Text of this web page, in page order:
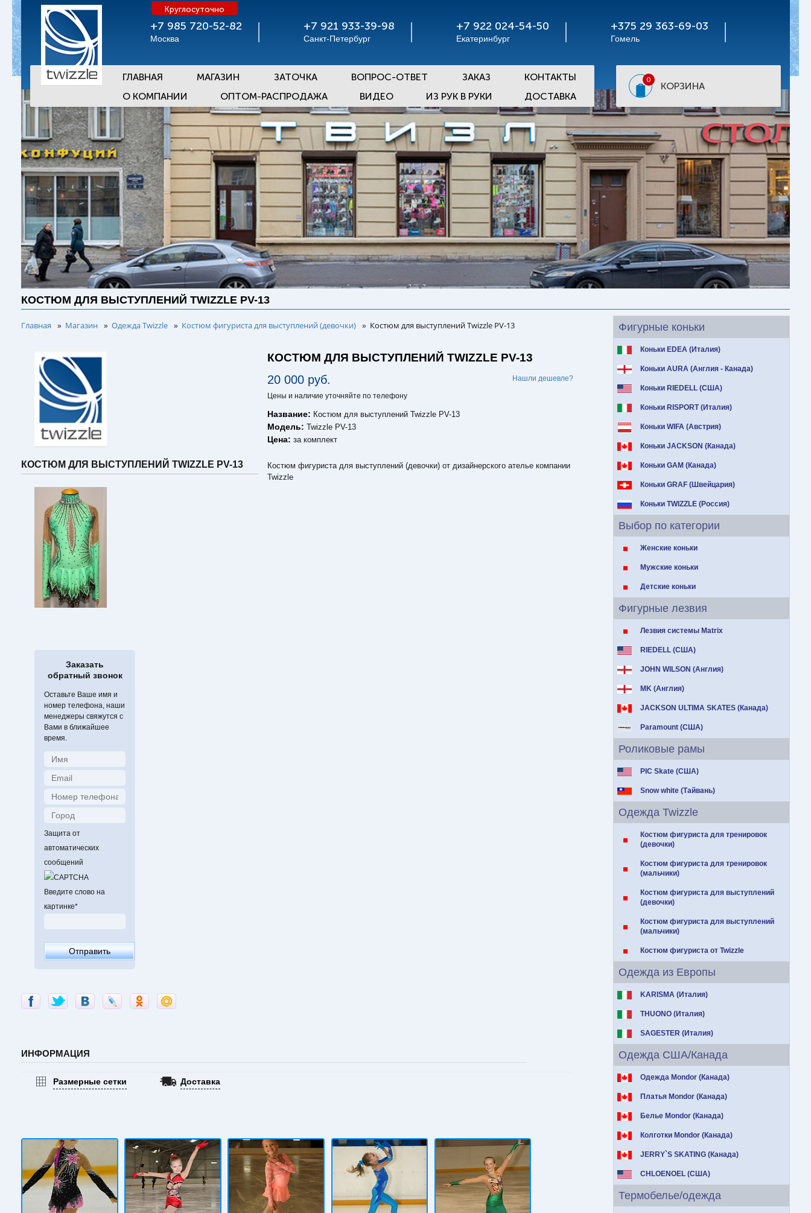
+7 985 720-52-82
Москва
Круглосуточно
+7 921 933-39-98
Санкт-Петербург
+7 922 024-54-50
Екатеринбург
+375 29 363-69-03
Гомель
ГЛАВНАЯ МАГАЗИН ЗАТОЧКА ВОПРОС-ОТВЕТ ЗАКАЗ
КОНТАКТЫ
О КОМПАНИИ
ОПТОМ-РАСПРОДАЖА ВИДЕО ИЗ РУК В РУКИ ДОСТАВКА
0
КОРЗИНА
КОСТЮМ ДЛЯ ВЫСТУПЛЕНИЙ TWIZZLE PV-13
Фигурные коньки
Коньки EDEA (Италия)
Коньки AURA (Англия - Канада)
Коньки RIEDELL (США)
Коньки RISPORT (Италия)
Коньки WIFA (Австрия)
Коньки JACKSON (Канада)
Коньки GAM (Канада)
Коньки GRAF (Швейцария)
Коньки TWIZZLE (Россия)
Выбор по категории
Женские коньки
Мужские коньки
Детские коньки
Фигурные лезвия
Лезвия системы Matrix
RIEDELL (США)
JOHN WILSON (Англия)
MK (Англия)
JACKSON ULTIMA SKATES (Канада)
Paramount (США)
Роликовые рамы
PIC Skate (США)
Snow white (Тайвань)
Одежда Twizzle
Костюм фигуриста для тренировок
(девочки)
Костюм фигуриста для тренировок
(мальчики)
Костюм фигуриста для выступлений
(девочки)
Костюм фигуриста для выступлений
(мальчики)
Костюм фигуриста от Twizzle
Одежда из Европы
KARISMA (Италия)
THUONO (Италия)
SAGESTER (Италия)
Одежда США/Канада
Одежда Mondor (Канада)
Платья Mondor (Канада)
Белье Mondor (Канада)
Колготки Mondor (Канада)
JERRY`S SKATING (Канада)
CHLOENOEL (США)
Термобелье/одежда
Главная » Магазин » Одежда Twizzle » Костюм фигуриста для выступлений (девочки) » Костюм для выступлений Twizzle PV-13
КОСТЮМ ДЛЯ ВЫСТУПЛЕНИЙ TWIZZLE PV-13
Заказать
обратный звонок
Оставьте Ваше имя и
номер телефона, наши
менеджеры свяжутся с
Вами в ближайшее
время.
Защита от
автоматических
сообщений
Введите слово на
картинке*
КОСТЮМ ДЛЯ ВЫСТУПЛЕНИЙ TWIZZLE PV-13
20 000 руб. Нашли дешевле?
Цены и наличие уточняйте по телефону
Название: Костюм для выступлений Twizzle PV-13
Модель:Twizzle PV-13
Цена:за комплект
Костюм фигуриста для выступлений (девочки) от дизайнерского ателье компании
Twizzle
ИНФОРМАЦИЯ
Размерные сетки Доставка